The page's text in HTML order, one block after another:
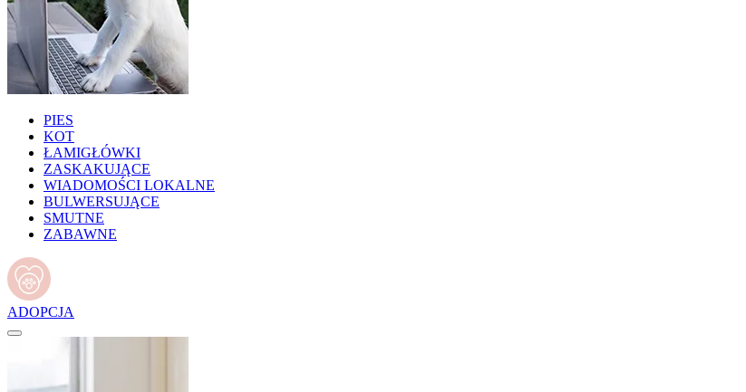
PIES
KOT
ŁAMIGŁÓWKI
ZASKAKUJĄCE
WIADOMOŚCI LOKALNE
BULWERSUJĄCE
SMUTNE
ZABAWNE
ADOPCJA